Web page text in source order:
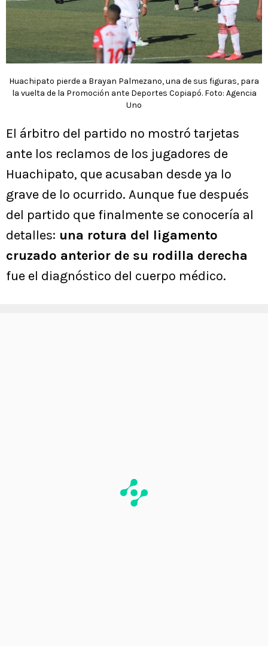
Huachipato pierde a Brayan Palmezano, una de sus figuras, para
la vuelta de la Promoción ante Deportes Copiapó. Foto: Agencia
Uno
El árbitro del partido no mostró tarjetas
ante los reclamos de los jugadores de
Huachipato, que acusaban desde ya lo
grave de lo ocurrido. Aunque fue después
del partido que finalmente se conocería al
detalles: una rotura del ligamento
cruzado anterior de su rodilla derecha
fue el diagnóstico del cuerpo médico.